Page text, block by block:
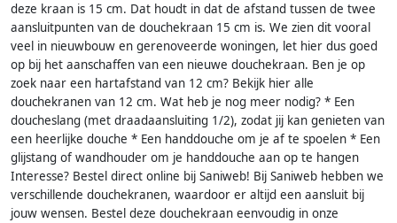
deze kraan is 15 cm. Dat houdt in dat de afstand tussen de twee
aansluitpunten van de douchekraan 15 cm is. We zien dit vooral
veel in nieuwbouw en gerenoveerde woningen, let hier dus goed
op bij het aanschaffen van een nieuwe douchekraan. Ben je op
zoek naar een hartafstand van 12 cm? Bekijk hier alle
douchekranen van 12 cm. Wat heb je nog meer nodig? * Een
doucheslang (met draadaansluiting 1/2), zodat jij kan genieten van
een heerlijke douche * Een handdouche om je af te spoelen * Een
glijstang of wandhouder om je handdouche aan op te hangen
Interesse? Bestel direct online bij Saniweb! Bij Saniweb hebben we
verschillende douchekranen, waardoor er altijd een aansluit bij
jouw wensen. Bestel deze douchekraan eenvoudig in onze